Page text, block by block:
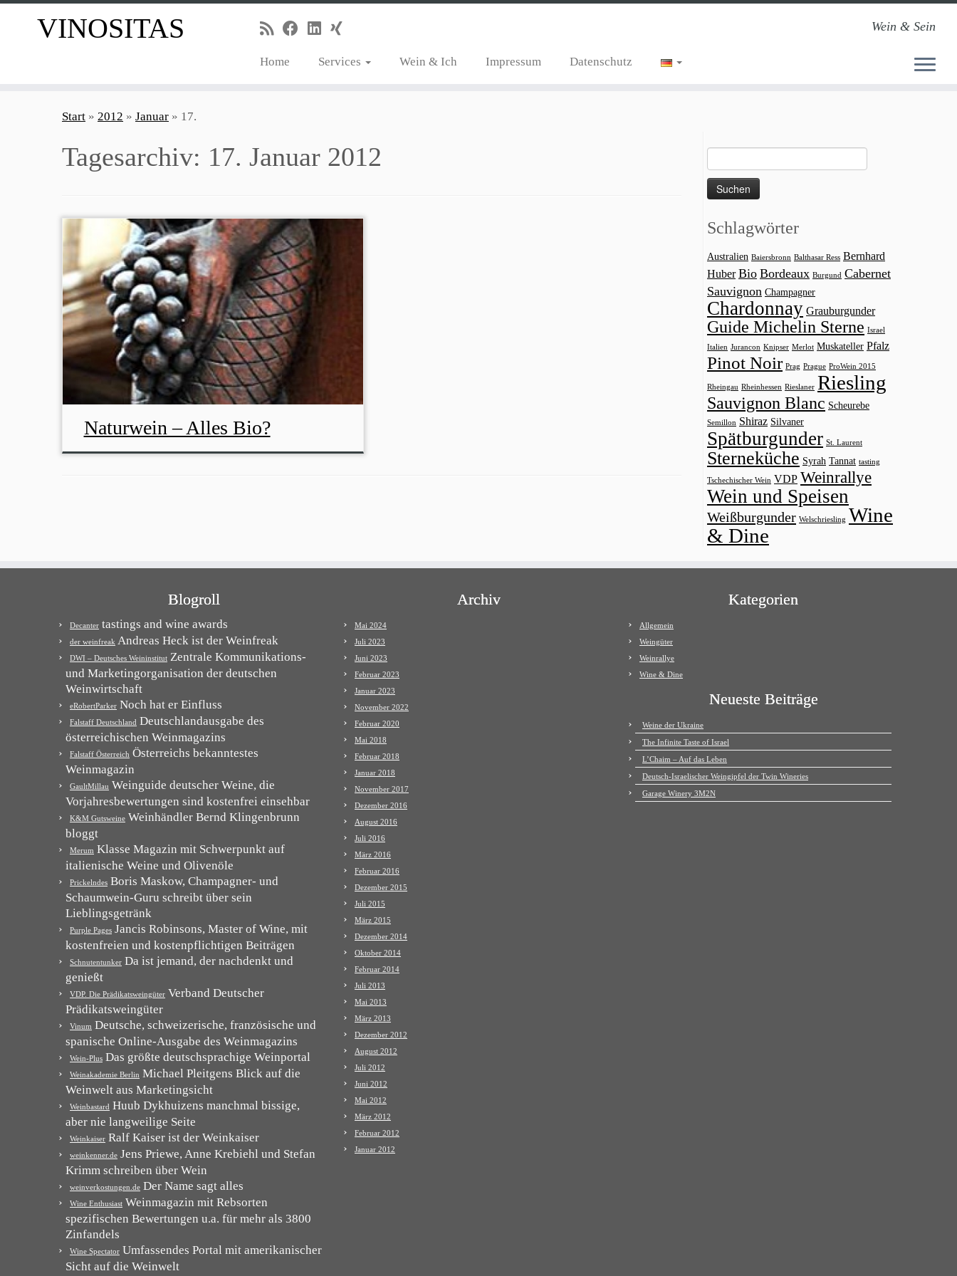
VINOSITAS Wein & Sein
Home Services Wein & Ich Impressum Datenschutz
Start » 2012 » Januar » 17.
Tagesarchiv: 17. Januar 2012
Naturwein – Alles Bio?
nach:
Schlagwörter
Australien Baiersbronn Balthasar Ress Bernhard
Huber Bio Bordeaux Burgund Cabernet
Sauvignon Champagner
Chardonnay Grauburgunder
Guide Michelin Sterne Israel
Italien Jurancon Knipser Merlot Muskateller Pfalz
Pinot Noir Prag Prague ProWein 2015
Rheingau Rheinhessen Rieslaner Riesling
Sauvignon Blanc Scheurebe
Semillon Shiraz Silvaner
Spätburgunder St. Laurent
Sterneküche Syrah Tannat tasting
Tschechischer Wein VDP Weinrallye
Wein und Speisen
Weißburgunder Welschriesling Wine
& Dine
Blogroll
Decanter tastings and wine awards
der weinfreak Andreas Heck ist der Weinfreak
DWI – Deutsches Weininstitut Zentrale Kommunikations-
und Marketingorganisation der deutschen
Weinwirtschaft
eRobertParker Noch hat er Einfluss
Falstaff Deutschland Deutschlandausgabe des
österreichischen Weinmagazins
Falstaff Österreich Österreichs bekanntestes
Weinmagazin
GaultMillau Weinguide deutscher Weine, die
Vorjahresbewertungen sind kostenfrei einsehbar
K&M Gutsweine Weinhändler Bernd Klingenbrunn
bloggt
Merum Klasse Magazin mit Schwerpunkt auf
italienische Weine und Olivenöle
Prickelndes Boris Maskow, Champagner- und
Schaumwein-Guru schreibt über sein
Lieblingsgetränk
Purple Pages Jancis Robinsons, Master of Wine, mit
kostenfreien und kostenpflichtigen Beiträgen
Schnutentunker Da ist jemand, der nachdenkt und
genießt
VDP. Die Prädikatsweingüter Verband Deutscher
Prädikatsweingüter
Vinum Deutsche, schweizerische, französische und
spanische Online-Ausgabe des Weinmagazins
Wein-Plus Das größte deutschsprachige Weinportal
Weinakademie Berlin Michael Pleitgens Blick auf die
Weinwelt aus Marketingsicht
Weinbastard Huub Dykhuizens manchmal bissige,
aber nie langweilige Seite
Weinkaiser Ralf Kaiser ist der Weinkaiser
weinkenner.de Jens Priewe, Anne Krebiehl und Stefan
Krimm schreiben über Wein
weinverkostungen.de Der Name sagt alles
Wine Enthusiast Weinmagazin mit Rebsorten
spezifischen Bewertungen u.a. für mehr als 3800
Zinfandels
Wine Spectator Umfassendes Portal mit amerikanischer
Sicht auf die Weinwelt
Archiv
Mai 2024
Juli 2023
Juni 2023
Februar 2023
Januar 2023
November 2022
Februar 2020
Mai 2018
Februar 2018
Januar 2018
November 2017
Dezember 2016
August 2016
Juli 2016
März 2016
Februar 2016
Dezember 2015
Juli 2015
März 2015
Dezember 2014
Oktober 2014
Februar 2014
Juli 2013
Mai 2013
März 2013
Dezember 2012
August 2012
Juli 2012
Juni 2012
Mai 2012
März 2012
Februar 2012
Januar 2012
Kategorien
Allgemein
Weingüter
Weinrallye
Wine & Dine
Neueste Beiträge
Weine der Ukraine
The Infinite Taste of Israel
L’Chaim – Auf das Leben
Deutsch-Israelischer Weingipfel der Twin Wineries
Garage Winery 3M2N